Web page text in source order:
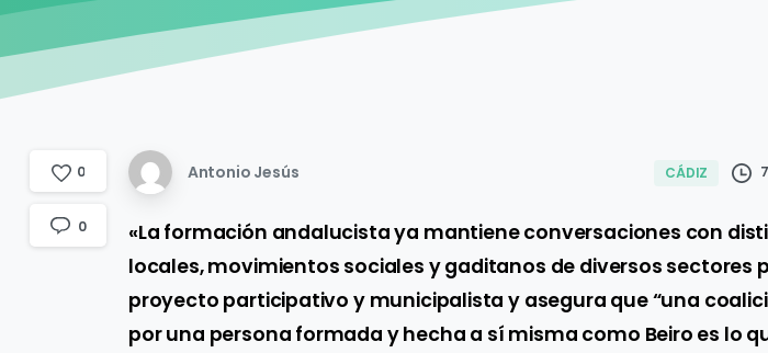
Antonio Jesús CÁDIZ
«La formación andalucista ya mantiene conversaciones con
locales, movimientos sociales y gaditanos de diversos sectores
proyecto participativo y municipalista y asegura que “una
por una persona formada y hecha a sí misma como Beiro es lo
0
0